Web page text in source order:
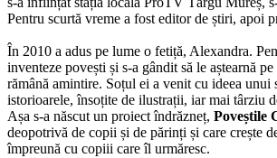
Pentru scurtă vreme a fost editor de știri, apoi
În 2010 a adus pe lume o fetiță, Alexandra.
inventeze povești și s-a gândit să le aștearnă
rămână amintire. Soțul ei a venit cu ideea unui
istorioarele, însoțite de ilustrații, iar mai târziu
Așa s-a născut un proiect îndrăzneț, Poveștile
deopotrivă de copii și de părinți și care crește
împreună cu copiii care îl urmăresc.